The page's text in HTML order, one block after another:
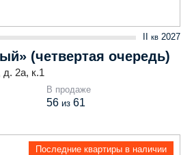
II кв 2027
(четвертая очередь)
2а, к.1
В продаже
56 из 61
Последние квартиры в наличии